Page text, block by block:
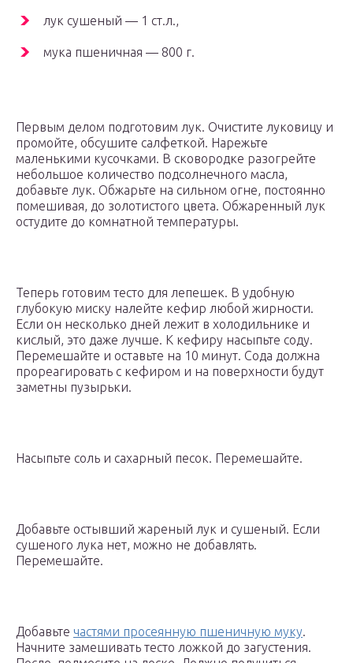
лук сушеный — 1 ст.л.,
мука пшеничная — 800 г.
Первым делом подготовим лук. Очистите луковицу и
промойте, обсушите салфеткой. Нарежьте
маленькими кусочками. В сковородке разогрейте
небольшое количество подсолнечного масла,
добавьте лук. Обжарьте на сильном огне, постоянно
помешивая, до золотистого цвета. Обжаренный лук
остудите до комнатной температуры.
Теперь готовим тесто для лепешек. В удобную
глубокую миску налейте кефир любой жирности.
Если он несколько дней лежит в холодильнике и
кислый, это даже лучше. К кефиру насыпьте соду.
Перемешайте и оставьте на 10 минут. Сода должна
прореагировать с кефиром и на поверхности будут
заметны пузырьки.
Насыпьте соль и сахарный песок. Перемешайте.
Добавьте остывший жареный лук и сушеный. Если
сушеного лука нет, можно не добавлять.
Перемешайте.
Добавьте частями просеянную пшеничную муку.
Начните замешивать тесто ложкой до загустения.